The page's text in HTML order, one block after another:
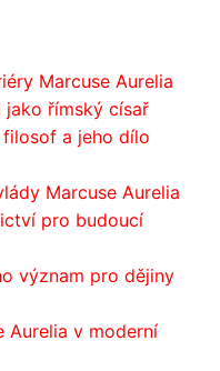
Marcuse Aurelia
jako římský císař
a jeho dílo
Marcuse Aurelia
pro budoucí
význam pro dějiny
Aurelia v moderní